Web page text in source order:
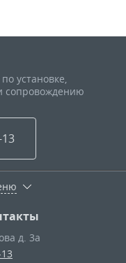
установке,
сопровождению
д. 3а